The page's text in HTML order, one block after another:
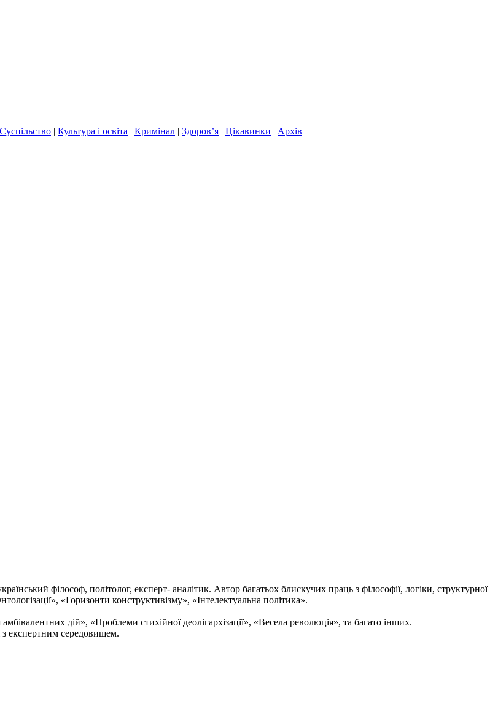
Суспільство | Культура і освіта | Кримінал | Здоров’я | Цікавинки | Архів
філософ, політолог, експерт- аналітик. Автор багатьох блискучих праць з філософії, логіки, структурної
«Горизонти конструктивізму», «Інтелектуальна політика».
дій», «Проблеми стихійної деолігархізації», «Весела революція», та багато інших.
з експертним середовищем.